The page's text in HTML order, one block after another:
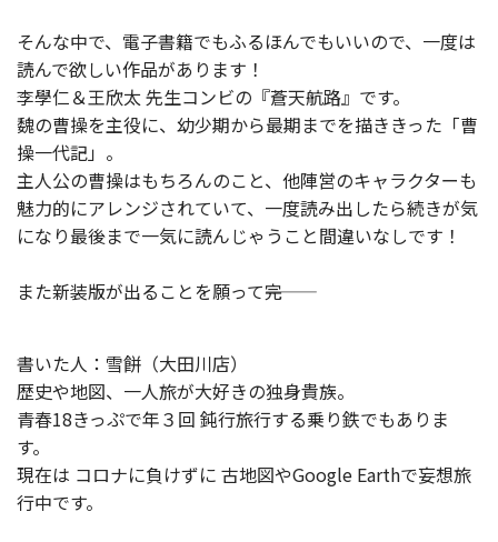
そんな中で、電子書籍でもふるほんでもいいので、一度は
読んで欲しい作品があります！
李學仁＆王欣太 先生コンビの『蒼天航路』です。
魏の曹操を主役に、幼少期から最期までを描ききった「曹
操一代記」。
主人公の曹操はもちろんのこと、他陣営のキャラクターも
魅力的にアレンジされていて、一度読み出したら続きが気
になり最後まで一気に読んじゃうこと間違いなしです！
また新装版が出ることを願って―――完
書いた人：雪餅（大田川店）
歴史や地図、一人旅が大好きの独身貴族。
青春18きっぷで年３回 鈍行旅行する乗り鉄でもありま
す。
現在は コロナに負けずに 古地図やGoogle Earthで妄想旅
行中です。